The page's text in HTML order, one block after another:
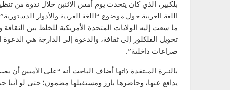
بلكبير، الذي كان يتحدث يوم أمس الاثنين خلال ندوة من
اللغة العربية حول موضوع “اللغة العربية والأدوار
ما سعت إليه الولايات المتحدة الأمريكية للخلط بين
تحويل الفلكلور إلى ثقافة، والدعوة إلى الدارجة هي
صراعات داخلية”.
بالنبرة المنتقدة ذاتها أضاف الباحث أنه “على الأميين أن
يدافع عنها، وحاضرها بارز ومستقبلها مضمون؛ حتى لو